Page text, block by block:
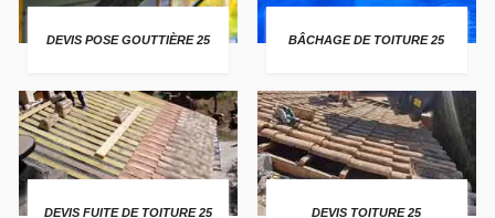
DEVIS POSE GOUTTIÈRE 25 BÂCHAGE DE TOITURE 25
DEVIS FUITE DE TOITURE 25 DEVIS TOITURE 25